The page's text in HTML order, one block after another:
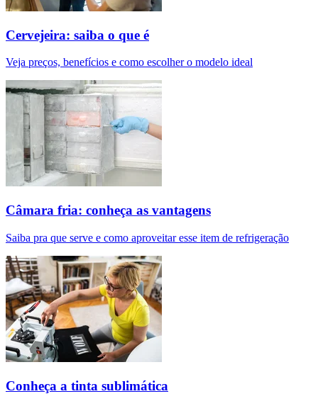
Cervejeira: saiba o que é
Veja preços, benefícios e como escolher o modelo ideal
Câmara fria: conheça as vantagens
Saiba pra que serve e como aproveitar esse item de refrigeração
Conheça a tinta sublimática